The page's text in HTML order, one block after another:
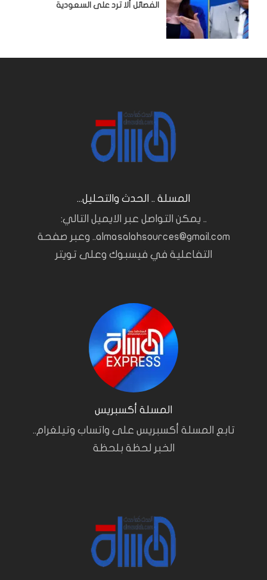
الفصائل ألا ترد على السعودية
المسلة .. الحدث والتحليل...
.. يمكن التواصل عبر الايميل التالي:
almasalahsources@gmail.com.. وعبر صفحة
التفاعلية في فيسبوك وعلى تويتر
المسلة أكسبريس
تابع المسلة أكسبريس على واتساب وتيلغرام..
الخبر لحظة بلحظة